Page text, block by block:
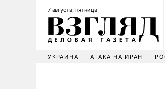
7 августа, пятница
УКРАИНА АТАКА НА ИРАН